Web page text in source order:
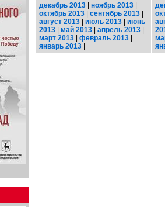
декабрь 2013 | ноябрь 2013 |
октябрь 2013 | сентябрь 2013 |
август 2013 | июль 2013 | июнь
2013 | май 2013 | апрель 2013 |
март 2013 | февраль 2013 |
январь 2013 |